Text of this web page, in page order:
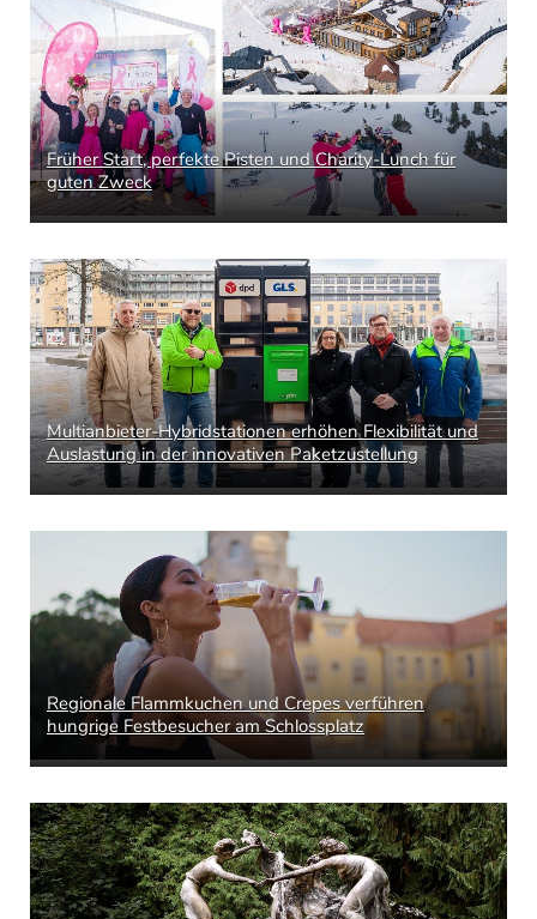
Früher Start, perfekte Pisten und Charity-Lunch für
guten Zweck
Multianbieter-Hybridstationen erhöhen Flexibilität und
Auslastung in der innovativen Paketzustellung
Regionale Flammkuchen und Crepes verführen
hungrige Festbesucher am Schlossplatz